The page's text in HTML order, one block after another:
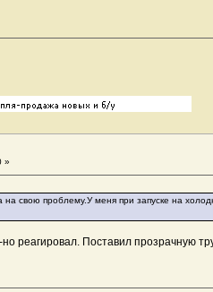
»
свою проблему.У меня при запуске на
реагировал. Поставил прозрачную